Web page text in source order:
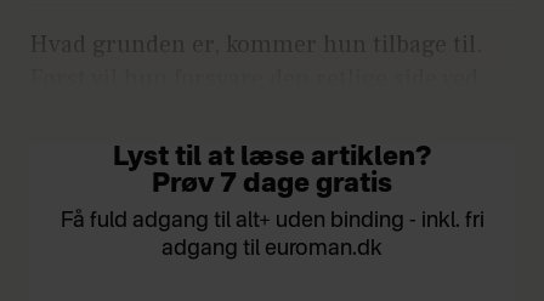
Hvad grunden er, kommer hun tilbage til.
Lyst til at læse artiklen?
Prøv 7 dage gratis
Få fuld adgang til alt+ uden binding - inkl. fri
adgang til euroman.dk